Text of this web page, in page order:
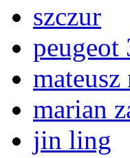
szczur
peugeot
marian
jin ling